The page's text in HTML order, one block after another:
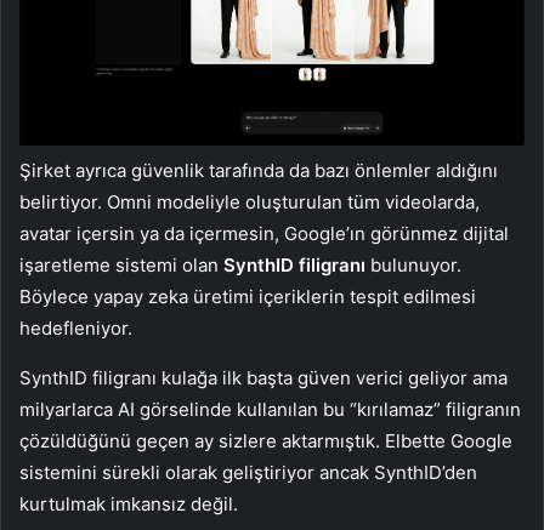
Şirket ayrıca güvenlik tarafında da bazı önlemler aldığını
belirtiyor. Omni modeliyle oluşturulan tüm videolarda,
avatar içersin ya da içermesin, Google’ın görünmez dijital
işaretleme sistemi olan SynthID filigranı bulunuyor.
Böylece yapay zeka üretimi içeriklerin tespit edilmesi
hedefleniyor.
SynthID filigranı kulağa ilk başta güven verici geliyor ama
milyarlarca AI görselinde kullanılan bu “kırılamaz” filigranın
çözüldüğünü geçen ay sizlere aktarmıştık. Elbette Google
sistemini sürekli olarak geliştiriyor ancak SynthID’den
kurtulmak imkansız değil.